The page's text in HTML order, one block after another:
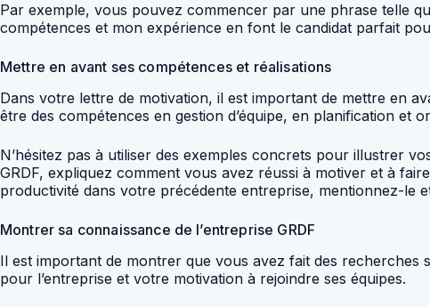
Par exemple, vous pouvez commencer par une phrase telle
compétences et mon expérience en font le candidat parfait
Mettre en avant ses compétences et réalisations
Dans votre lettre de motivation, il est important de mettre en
être des compétences en gestion d’équipe, en planification et
N’hésitez pas à utiliser des exemples concrets pour illustrer
GRDF, expliquez comment vous avez réussi à motiver et à
productivité dans votre précédente entreprise, mentionnez-le
Montrer sa connaissance de l’entreprise GRDF
Il est important de montrer que vous avez fait des recherches
pour l’entreprise et votre motivation à rejoindre ses équipes.